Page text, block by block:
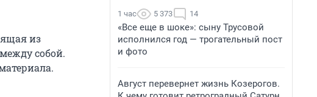
из
собой.
1 час 5 373 14
«Все еще в шоке»: сыну Трусовой
исполнился год — трогательный пост
и фото
Август перевернет жизнь Козерогов.